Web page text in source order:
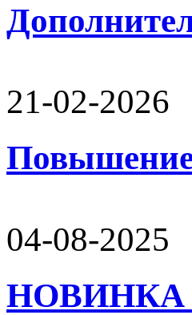
21-02-2026
Повышение
04-08-2025
НОВИНКА